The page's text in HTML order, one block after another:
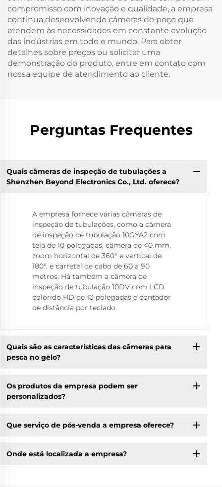
compromisso com inovação e qualidade, a empresa
continua desenvolvendo câmeras de poço que
atendem às necessidades em constante evolução
das indústrias em todo o mundo. Para obter
detalhes sobre preços ou solicitar uma
demonstração do produto, entre em contato com
nossa equipe de atendimento ao cliente.
Perguntas Frequentes
Quais câmeras de inspeção de tubulações a
Shenzhen Beyond Electronics Co., Ltd. oferece?
A empresa fornece várias câmeras de
inspeção de tubulações, como a câmera
de inspeção de tubulação 10GYA2 com
tela de 10 polegadas, câmera de 40 mm,
zoom horizontal de 360° e vertical de
180°, e carretel de cabo de 60 a 90
metros. Há também a câmera de
inspeção de tubulação 10DV com LCD
colorido HD de 10 polegadas e contador
de distância por teclado.
Quais são as características das câmeras para
pesca no gelo?
Os produtos da empresa podem ser
personalizados?
Que serviço de pós-venda a empresa oferece?
Onde está localizada a empresa?